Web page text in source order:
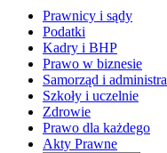
Prawnicy i sądy
Podatki
Kadry i BHP
Prawo w biznesie
Samorząd i
Szkoły i uczelnie
Zdrowie
Prawo dla każdego
Akty Prawne